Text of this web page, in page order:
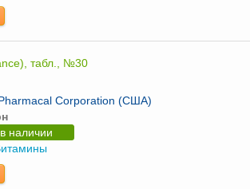
табл., №30
Corporation (США)
наличии